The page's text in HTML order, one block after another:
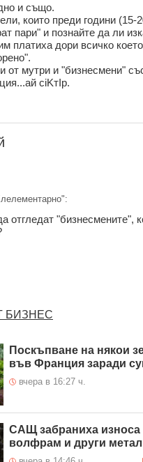
и също.
които преди години (15-
пари" и познайте да ли
платиха дори всичко
от мутри и "бизнесмени"
сiKтIр.
отгледат "бизнесмените",
БИЗНЕС
Поскъпване на някои
във Франция заради
вчера в 16:27 ч.
САЩ забраниха износа
волфрам и други